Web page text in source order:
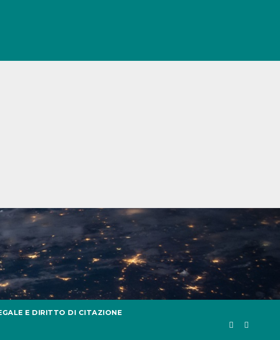
E DIRITTO DI CITAZIONE